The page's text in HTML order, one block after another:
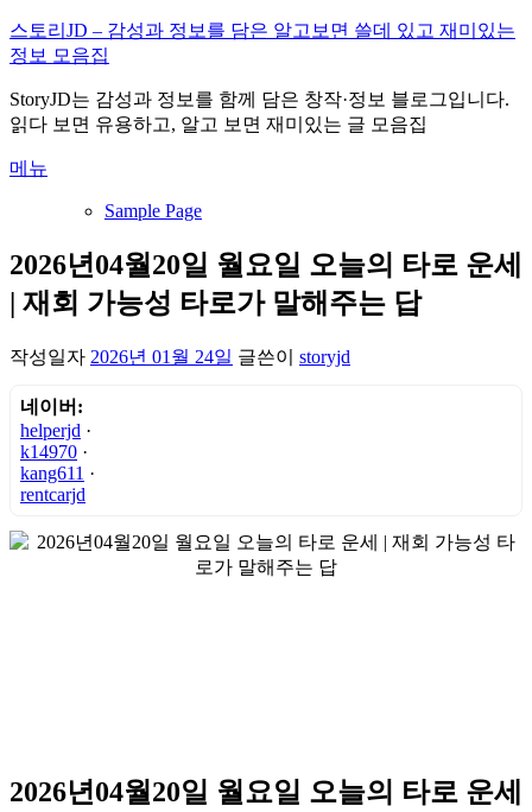
내
용
로
바
가
스토리JD – 감성과 정보를 담은 알고보면 쓸데 있고 재미있는
정보 모음집
StoryJD는 감성과 정보를 함께 담은 창작·정보 블로그입니다.
읽다 보면 유용하고, 알고 보면 재미있는 글 모음집
메뉴
Sample Page
2026년04월20일 월요일 오늘의 타로 운세
| 재회 가능성 타로가 말해주는 답
작성일자 2026년 01월 24일 글쓴이 storyjd
네이버:
helperjd ·
k14970 ·
kang611 ·
rentcarjd
2026년04월20일 월요일 오늘의 타로 운세